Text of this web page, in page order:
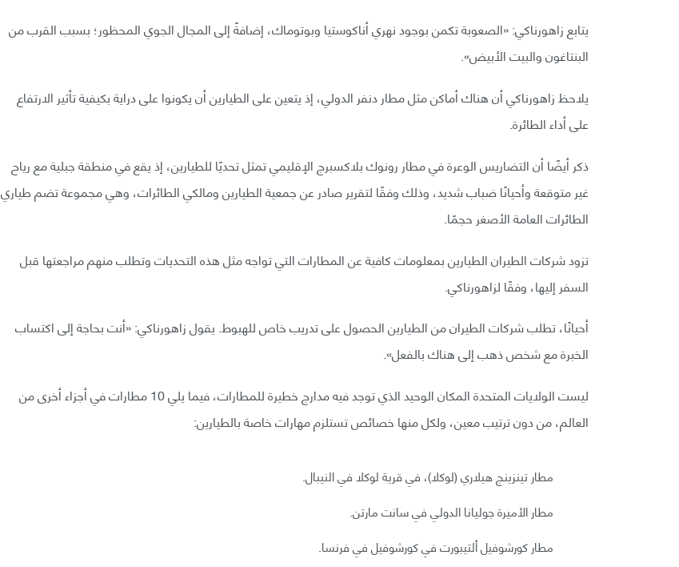
يتابع زاهورناكي: «الصعوبة تكمن بوجود نهري أناكوستيا وبوتوماك، إضافةً إلى المجال الجوي المحظور؛ بسبب القرب من
البنتاغون والبيت الأبيض».
يلاحظ زاهورناكي أن هناك أماكن مثل مطار دنفر الدولي، إذ يتعين على الطيارين أن يكونوا على دراية بكيفية تأثير الارتفاع
على أداء الطائرة.
ذكر أيضًا أن التضاريس الوعرة في مطار رونوك بلاكسبرج الإقليمي تمثل تحديًا للطيارين، إذ يقع في منطقة جبلية مع رياح
غير متوقعة وأحيانًا ضباب شديد، وذلك وفقًا لتقرير صادر عن جمعية الطيارين ومالكي الطائرات، وهي مجموعة تضم طياري
الطائرات العامة الأصغر حجمًا.
تزود شركات الطيران الطيارين بمعلومات كافية عن المطارات التي تواجه مثل هذه التحديات وتطلب منهم مراجعتها قبل
السفر إليها، وفقًا لزاهورناكي.
أحيانًا، تطلب شركات الطيران من الطيارين الحصول على تدريب خاص للهبوط. يقول زاهورناكي: «أنت بحاجة إلى اكتساب
الخبرة مع شخص ذهب إلى هناك بالفعل».
ليست الولايات المتحدة المكان الوحيد الذي توجد فيه مدارج خطيرة للمطارات، فيما يلي 10 مطارات في أجزاء أخرى من
العالم، من دون ترتيب معين، ولكل منها خصائص تستلزم مهارات خاصة بالطيارين:
مطار تينزينج هيلاري (لوكلا)، في قرية لوكلا في النيبال.
مطار الأميرة جوليانا الدولي في سانت مارتن.
مطار كورشوفيل ألتيبورت في كورشوفيل في فرنسا.